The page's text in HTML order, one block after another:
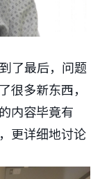
了最后，问题
很多新东西，
内容毕竟有
更详细地讨论